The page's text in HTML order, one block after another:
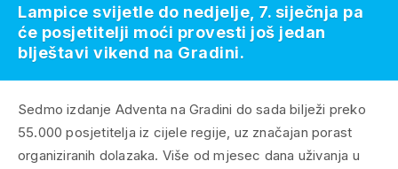
Sedmo izdanje Adventa na Gradini do sada bilježi preko
55.000 posjetitelja iz cijele regije, uz značajan porast
organiziranih dolazaka. Više od mjesec dana uživanja u
Lampice svijetle do nedjelje, 7. siječnja pa
će posjetitelji moći provesti još jedan
blještavi vikend na Gradini.